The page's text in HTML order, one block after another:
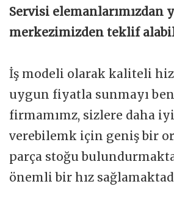
Servisi elemanlarımızdan
merkezimizden teklif
İş modeli olarak kaliteli
uygun fiyatla sunmayı
firmamımz, sizlere daha
verebilemk için geniş bir
parça stoğu
önemli bir hız